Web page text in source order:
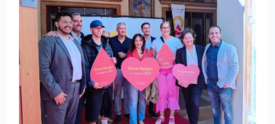
Hemoterapia
elige
a
La
Laguna
como